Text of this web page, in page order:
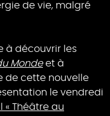
de vie, malgré
à découvrir les
Mondeet à
de cette nouvelle
le vendredi
« Théâtre au